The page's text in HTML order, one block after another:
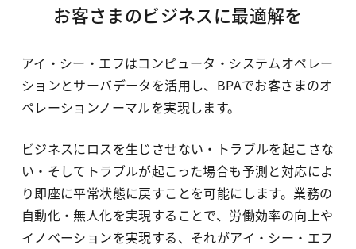
お客さまのビジネスに最適解を
アイ・シー・エフはコンピュータ・システムオペレー
ションとサーバデータを活用し、BPAでお客さまのオ
ペレーションノーマルを実現します。
ビジネスにロスを生じさせない・トラブルを起こさな
い・そしてトラブルが起こった場合も予測と対応によ
り即座に平常状態に戻すことを可能にします。業務の
自動化・無人化を実現することで、労働効率の向上や
イノベーションを実現する、それがアイ・シー・エフ